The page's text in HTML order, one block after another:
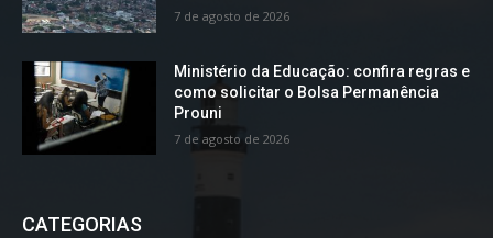
7 de agosto de 2026
Ministério da Educação: confira regras e
como solicitar o Bolsa Permanência
Prouni
7 de agosto de 2026
CATEGORIAS